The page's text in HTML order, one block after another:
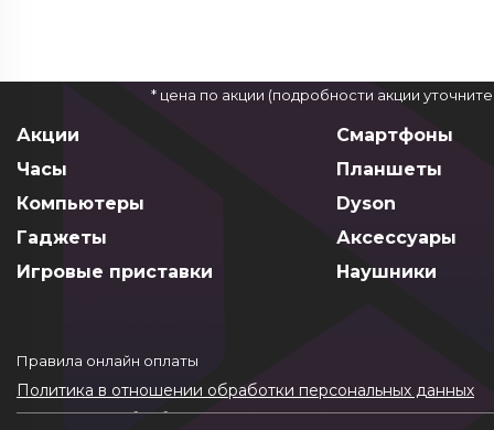
* цена по акции (подробности акции
Акции
Смартфоны
Часы
Планшеты
Компьютеры
Dyson
Гаджеты
Аксессуары
Игровые приставки
Наушники
Правила онлайн оплаты
Политика в отношении обработки персональных данных
Согласие на обработку ПДн